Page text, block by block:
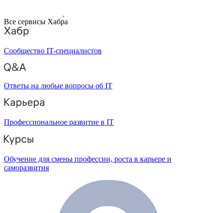
Все сервисы Хабра
Сообщество IT-специалистов
Ответы на любые вопросы об IT
Профессиональное развитие в IT
Обучение для смены профессии, роста в карьере и
саморазвития